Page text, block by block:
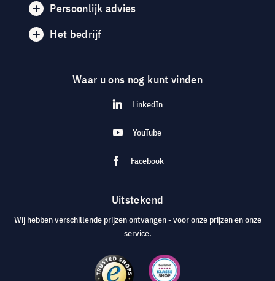
Persoonlijk advies
Het bedrijf
Waar u ons nog kunt vinden
LinkedIn
YouTube
Facebook
Uitstekend
Wij hebben verschillende prijzen ontvangen - voor onze prijzen en onze
service.